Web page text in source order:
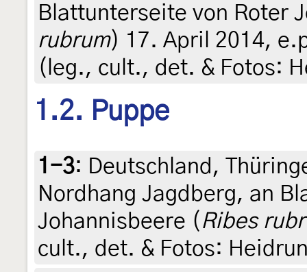
Blattunterseite von Roter
rubrum) 17. April 2014,
(leg., cult., det. & Fotos:
1.2. Puppe
1-3: Deutschland,
Nordhang Jagdberg, an
Johannisbeere ( Ribes
cult., det. & Fotos: